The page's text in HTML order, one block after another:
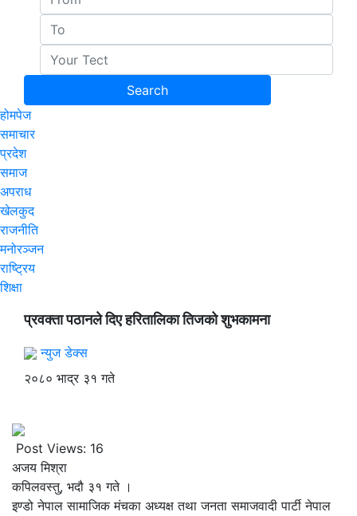
होमपेज
समाचार
प्रदेश
समाज
अपराध
खेलकुद
राजनीति
मनोरञ्जन
राष्ट्रिय
शिक्षा
प्रवक्ता पठानले दिए हरितालिका तिजको शुभकामना
न्युज डेक्स
२०८० भाद्र ३१ गते
Post Views: 16
अजय मिश्रा
कपिलवस्तु, भदौ ३१ गते ।
इण्डो नेपाल सामाजिक मंचका अध्यक्ष तथा जनता समाजवादी पार्टी नेपाल